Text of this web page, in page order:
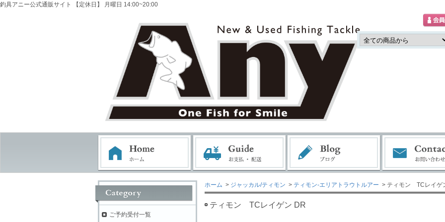
釣具アニー公式通販サイト 【定休日】 月曜日 14:00~20:00
ホーム > ジャッカル/ティモン > ティモン-エリアトラウトルアー > ティモン TCレイゲ
ティモン TCレイゲン DR
ご予約受付一覧